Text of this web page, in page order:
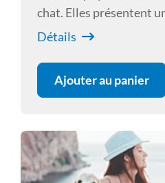
chat. Elles présentent
polymorphisme
éradiquer. À travers
les différents aspects
abordés afin d’aider le
retrouver.
Détails
Ajouter au panier